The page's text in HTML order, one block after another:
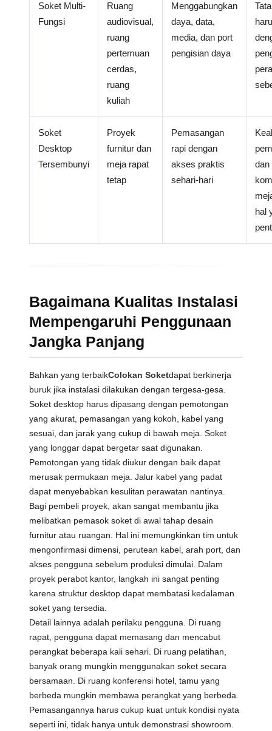
Soket Multi-
Fungsi
Ruang
audiovisual,
ruang
pertemuan
cerdas,
ruang
kuliah
Menggabungkan
daya, data,
media, dan port
pengisian daya
Soket
Desktop
Tersembunyi
Proyek
furnitur dan
meja rapat
tetap
Pemasangan
rapi dengan
akses praktis
sehari-hari
dan
hal
Bagaimana Kualitas Instalasi
Mempengaruhi Penggunaan
Jangka Panjang
Bahkan yang terbaikColokan Soketdapat berkinerja
buruk jika instalasi dilakukan dengan tergesa-gesa.
Soket desktop harus dipasang dengan pemotongan
yang akurat, pemasangan yang kokoh, kabel yang
sesuai, dan jarak yang cukup di bawah meja. Soket
yang longgar dapat bergetar saat digunakan.
Pemotongan yang tidak diukur dengan baik dapat
merusak permukaan meja. Jalur kabel yang padat
dapat menyebabkan kesulitan perawatan nantinya.
Bagi pembeli proyek, akan sangat membantu jika
melibatkan pemasok soket di awal tahap desain
furnitur atau ruangan. Hal ini memungkinkan tim untuk
mengonfirmasi dimensi, perutean kabel, arah port, dan
akses pengguna sebelum produksi dimulai. Dalam
proyek perabot kantor, langkah ini sangat penting
karena struktur desktop dapat membatasi kedalaman
soket yang tersedia.
Detail lainnya adalah perilaku pengguna. Di ruang
rapat, pengguna dapat memasang dan mencabut
perangkat beberapa kali sehari. Di ruang pelatihan,
banyak orang mungkin menggunakan soket secara
bersamaan. Di ruang konferensi hotel, tamu yang
berbeda mungkin membawa perangkat yang berbeda.
Pemasangannya harus cukup kuat untuk kondisi nyata
seperti ini, tidak hanya untuk demonstrasi showroom.